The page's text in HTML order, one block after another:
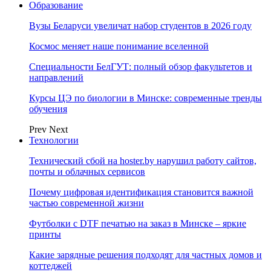
Образование
Вузы Беларуси увеличат набор студентов в 2026 году
Космос меняет наше понимание вселенной
Специальности БелГУТ: полный обзор факультетов и
направлений
Курсы ЦЭ по биологии в Минске: современные тренды
обучения
Prev Next
Технологии
Технический сбой на hoster.by нарушил работу сайтов,
почты и облачных сервисов
Почему цифровая идентификация становится важной
частью современной жизни
Футболки с DTF печатью на заказ в Минске – яркие
принты
Какие зарядные решения подходят для частных домов и
коттеджей